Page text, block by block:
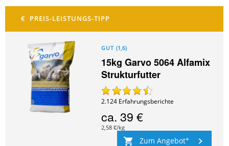
GUT (1,6)
15kg Garvo 5064 Alfamix
Strukturfutter
2.124 Erfahrungsberichte
ca.39 €
2,58 €/kg
Zum Angebot